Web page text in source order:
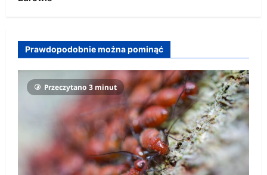
Prawdopodobnie można pominąć
Przeczytano 3 minut